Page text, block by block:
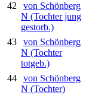
42
von Schönberg
N (Tochter jung
gestorb.)
43
von Schönberg
N (Tochter
totgeb.)
44
von Schönberg
N (Tochter)